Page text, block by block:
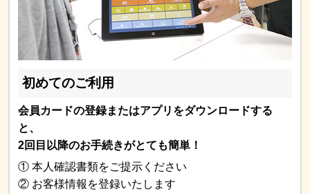
初めてのご利用
会員カードの登録またはアプリをダウンロードする
と、
2回目以降のお手続きがとても簡単！
① 本人確認書類をご提示ください
② お客様情報を登録いたします